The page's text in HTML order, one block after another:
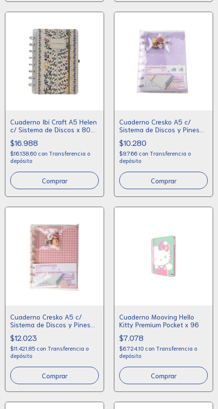
Cuaderno Ibi Craft A5 Helen
c/ Sistema de Discos x 80
$16.988
$16.138,60 con Transferencia o
depósito
Cuaderno Cresko A5 c/
Sistema de Discos y Pines
$10.280
$9.766 con Transferencia o
depósito
Comprar
Cuaderno Cresko A5 c/
Sistema de Discos y Pines
$12.023
$11.421,85 con Transferencia o
depósito
Comprar
Cuaderno Mooving Hello
Kitty Premium Pocket x 96
$7.078
$6.724,10 con Transferencia o
depósito